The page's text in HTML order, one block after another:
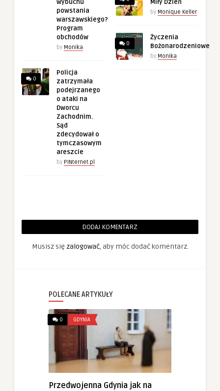
wybuchu
powstania
warszawskiego?
Program
obchodów
by Monika
0
Policja
zatrzymała
podejrzanego
o ataki na
Dworcu
Zachodnim.
Sąd
zdecydował o
tymczasowym
areszcie
by PINternet.pl
Miły Dzień
by Monique Keller
0
Życzenia
Bożonarodzeniowe
by Monika
DODAJ KOMENTARZ
Musisz się zalogować, aby móc dodać komentarz.
POLECANE ARTYKUŁY
0 GDYNIA
Przedwojenna Gdynia jak na